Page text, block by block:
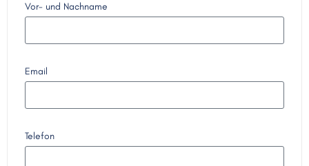
Vor- und Nachname
Email
Telefon